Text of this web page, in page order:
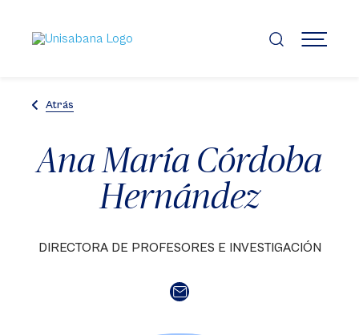
contenido
principal
MENÚ
Atrás
Ana María Córdoba
Hernández
DIRECTORA DE PROFESORES E INVESTIGACIÓN